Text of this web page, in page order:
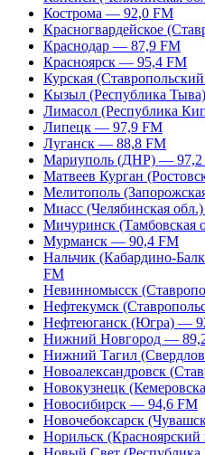
Кострома — 92,0 FM
Красногвардейское
Краснодар — 87,9 FM
Красноярск — 95,4 FM
Курская
Кызыл (Республика
Лимасол (Республика
Липецк — 97,9 FM
Луганск — 88,8 FM
Мариуполь (ДНР) — 97,2
Матвеев Курган
Мелитополь
Миасс (Челябинская
Мичуринск (Тамбовская
Мурманск — 90,4 FM
Нальчик (Кабардино-
FM
Невинномысск
Нефтекумск
Нефтеюганск (Югра) —
Нижний Новгород —
Нижний Тагил
Новоалександровск
Новокузнецк
Новосибирск — 94,6 FM
Новочебоксарск
Норильск